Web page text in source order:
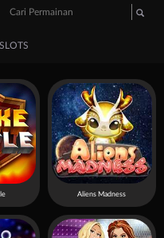
SLOTS
Aliens Madness